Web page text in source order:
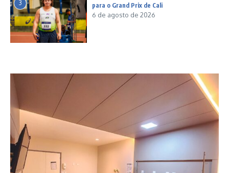
3
para o Grand Prix de Cali
6 de agosto de 2026